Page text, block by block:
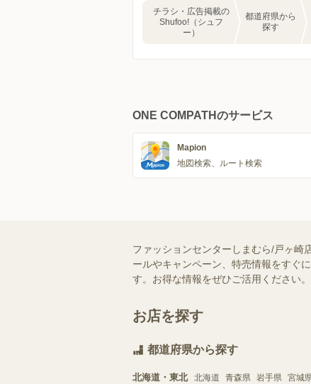
チラシ・広告掲載の
Shufoo!（シュフ
ー）
都道府県から
探す
ONE COMPATHのサービス
Mapion
地図検索、ルート検索
ファッションセンターしまむら/戸ヶ崎
ールやキャンペーン、特売情報をすぐ
す。お得な情報をぜひご活用ください。
お店を探す
都道府県から探す
北海道・東北 北海道 青森県 岩手県 宮城